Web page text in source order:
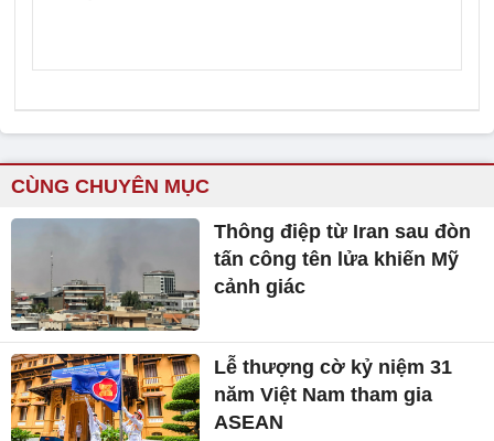
CÙNG CHUYÊN MỤC
Thông điệp từ Iran sau đòn
tấn công tên lửa khiến Mỹ
cảnh giác
Lễ thượng cờ kỷ niệm 31
năm Việt Nam tham gia
ASEAN